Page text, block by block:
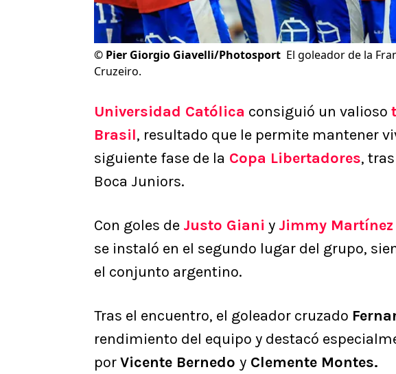
© Pier Giorgio Giavelli/Photosport El goleador de la
Cruzeiro.
Universidad Católica consiguió un valioso
Brasil, resultado que le permite mantener
siguiente fase de la Copa Libertadores,
Boca Juniors.
Con goles de Justo Giani y Jimmy Martínez
se instaló en el segundo lugar del grupo,
el conjunto argentino.
Tras el encuentro, el goleador cruzado
rendimiento del equipo y destacó
porVicente Bernedo y Clemente Montes.